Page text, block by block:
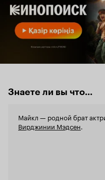
Знаете ли вы что...
Майкл — родной брат
Вирджинии Мэдсен.